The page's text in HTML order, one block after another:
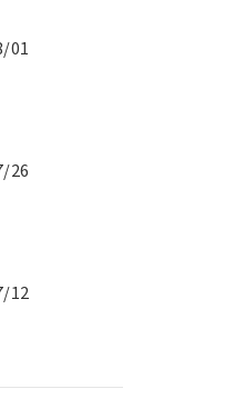
01
26
12